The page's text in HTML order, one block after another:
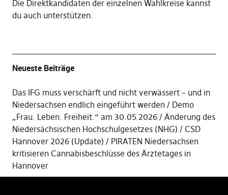
Die Direktkandidaten der einzelnen Wahlkreise kannst
du auch unterstützen.
Neueste Beiträge
Das IFG muss verschärft und nicht verwässert – und in
Niedersachsen endlich eingeführt werden
Demo
„Frau. Leben. Freiheit.“ am 30.05.2026
Änderung des
Niedersächsischen Hochschulgesetzes (NHG)
CSD
Hannover 2026 (Update)
PIRATEN Niedersachsen
kritisieren Cannabisbeschlüsse des Ärztetages in
Hannover